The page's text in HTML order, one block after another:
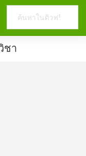
website
ชา